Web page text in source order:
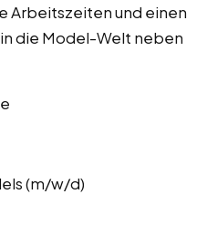
Arbeitszeiten und einen
die Model-Welt neben
(m/w/d)